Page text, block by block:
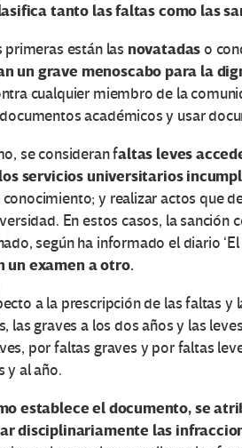
tanto las faltas como las
primeras están las novatadaso
un grave menoscabo para la
cualquier miembro de la
académicos y usar
se consideran faltas leves
servicios universitarios
conocimiento; y realizar actos que
En estos casos, la sanción
según ha informado el diario
un examen a otro.
a la prescripción de las faltas y
las graves a los dos años y las
por faltas graves y por faltas
y al año.
establece el documento, se
disciplinariamente las